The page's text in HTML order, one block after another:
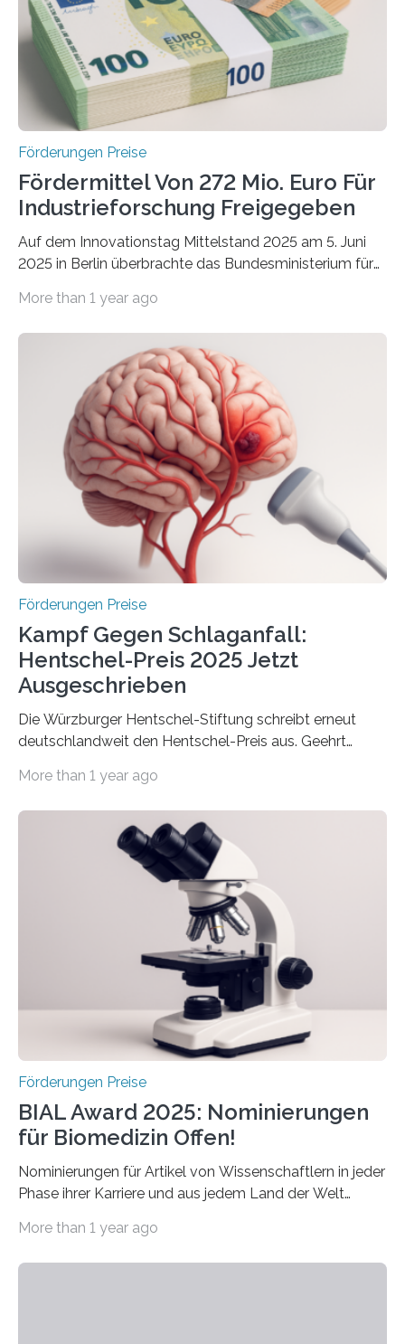
Förderungen Preise
Fördermittel Von 272 Mio. Euro Für
Industrieforschung Freigegeben
Auf dem Innovationstag Mittelstand 2025 am 5. Juni
2025 in Berlin überbrachte das Bundesministerium für
Überplanmäßige Verpflichtungsermächtigungen in
Woche vom Haushaltsausschuss freigegeben – unter
anderem zur Unterstützung der
Industrieforschungsprogramme Industrielle
Gemeinschaftsforschung (IGF), Zentrales
Innovationsprogramm Mittelstand (ZIM) und
Innovationskompetenz INNO-KOM. Auf dem
Innovationstag Mittelstand 2025 am 5. Juni 2025 in
Berlin überbrachte das Bundesministerium für
Wirtschaft und Energie eine gute Nachricht:
Überplanmäßige Verpflichtungsermächtigungen in
More than 1 year ago
Förderungen Preise
Kampf Gegen Schlaganfall:
Hentschel-Preis 2025 Jetzt
Ausgeschrieben
Die Würzburger Hentschel-Stiftung schreibt erneut
deutschlandweit den Hentschel-Preis aus. Geehrt
hochrangige wissenschaftliche Publikation zum Thema
Schlaganfall“ mit Sitz in Würzburg fördert die
Schlaganfallforschung, um die Behandlung der
Betroffenen zu verbessern. Dazu schreibt sie auch in
diesem Jahr wieder deutschlandweit den Hentschel-
Preis aus. Er richtet sich gezielt an jüngere
Forscherinnen und Forscher unter 40 Jahren. Geehrt
werden soll eine herausragende Doktorarbeit oder eine
hochrangige wissenschaftliche Publikation zum Thema
More than 1 year ago
Förderungen Preise
BIAL Award 2025: Nominierungen
für Biomedizin Offen!
Nominierungen für Artikel von Wissenschaftlern in jeder
Phase ihrer Karriere und aus jedem Land der Welt
Leben gerufen, um die bemerkenswertesten
More than 1 year ago